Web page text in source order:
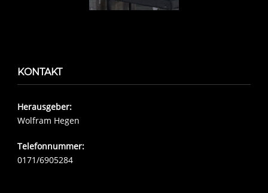
KONTAKT
Herausgeber:
Wolfram Hegen
Telefonnummer:
0171/6905284